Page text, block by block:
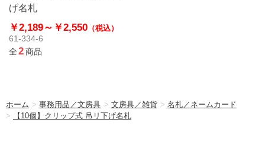
げ名札
￥2,189～ ￥2,550 （税込）
61-334-6
全2商品
ホーム >事務用品／文房具 > 文房具／雑貨 > 名札／ネームカード
>
【10個】クリップ式 吊リ下げ名札